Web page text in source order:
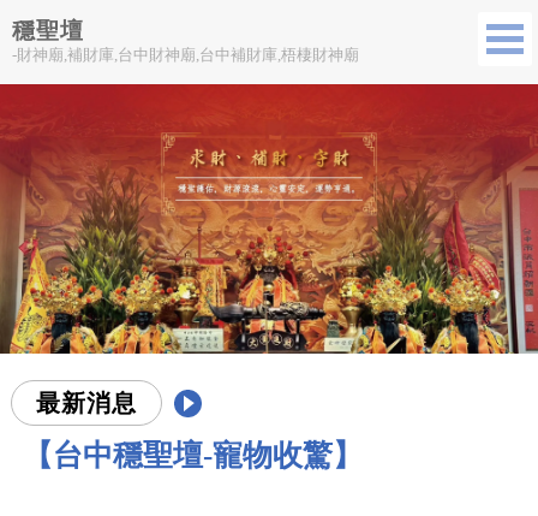
穩聖壇
-財神廟,補財庫,台中財神廟,台中補財庫,梧棲財神廟
最新消息
【台中穩聖壇-寵物收驚】